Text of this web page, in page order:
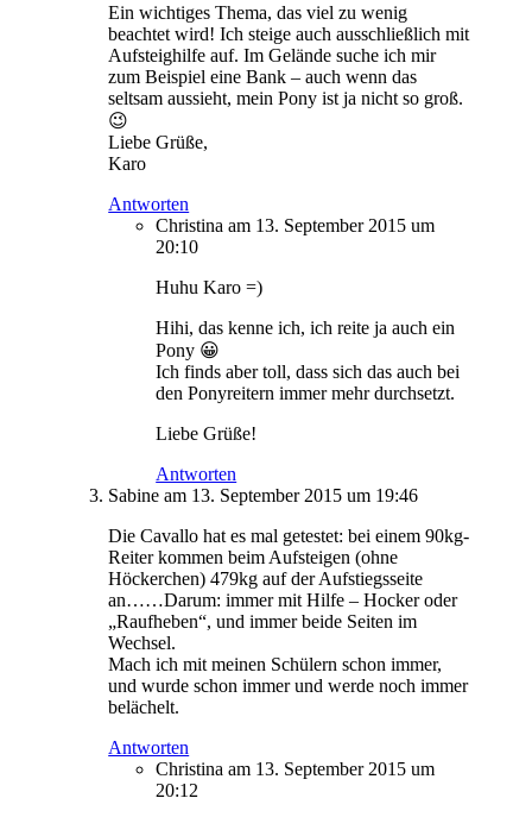
Ein wichtiges Thema, das viel zu wenig
beachtet wird! Ich steige auch ausschließlich mit
Aufsteighilfe auf. Im Gelände suche ich mir
zum Beispiel eine Bank – auch wenn das
seltsam aussieht, mein Pony ist ja nicht so groß.
😉
Liebe Grüße,
Karo
Antworten
Christina am 13. September 2015 um
20:10
Huhu Karo =)
Hihi, das kenne ich, ich reite ja auch ein
Pony 😀
Ich finds aber toll, dass sich das auch bei
den Ponyreitern immer mehr durchsetzt.
Liebe Grüße!
Antworten
Sabine am 13. September 2015 um 19:46
Die Cavallo hat es mal getestet: bei einem 90kg-
Reiter kommen beim Aufsteigen (ohne
Höckerchen) 479kg auf der Aufstiegsseite
an……Darum: immer mit Hilfe – Hocker oder
„Raufheben“, und immer beide Seiten im
Wechsel.
Mach ich mit meinen Schülern schon immer,
und wurde schon immer und werde noch immer
belächelt.
Antworten
Christina am 13. September 2015 um
20:12